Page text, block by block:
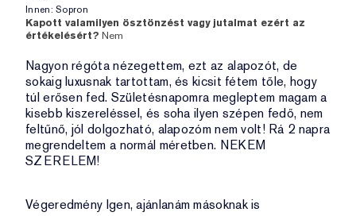
Innen: Sopron
Kapott valamilyen ösztönzést vagy jutalmat ezért az
értékelésért? Nem
Nagyon régóta nézegettem, ezt az alapozót, de
sokaig luxusnak tartottam, és kicsit fétem tőle, hogy
túl erősen fed. Születésnapomra megleptem magam a
kisebb kiszereléssel, és soha ilyen szépen fedő, nem
feltűnő, jól dolgozható, alapozóm nem volt! Rá 2 napra
megrendeltem a normál méretben. NEKEM
SZERELEM!
Végeredmény Igen, ajánlanám másoknak is